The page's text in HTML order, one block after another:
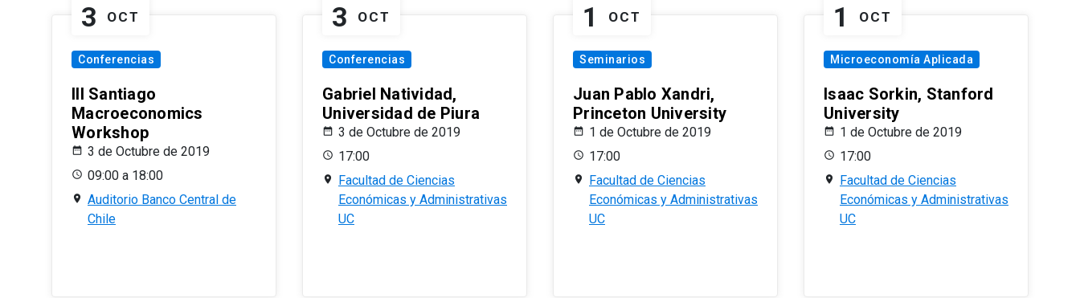
3 OCT
Conferencias
III Santiago
Macroeconomics
Workshop
3 de Octubre de 2019
09:00 a 18:00
Auditorio Banco Central de
Chile
3 OCT
Conferencias
Gabriel Natividad,
Universidad de Piura
3 de Octubre de 2019
17:00
Facultad de Ciencias
Económicas y Administrativas
UC
1 OCT
Seminarios
Juan Pablo Xandri,
Princeton University
1 de Octubre de 2019
17:00
Facultad de Ciencias
Económicas y Administrativas
UC
1 OCT
Microeconomía Aplicada
Isaac Sorkin, Stanford
University
1 de Octubre de 2019
17:00
Facultad de Ciencias
Económicas y Administrativas
UC